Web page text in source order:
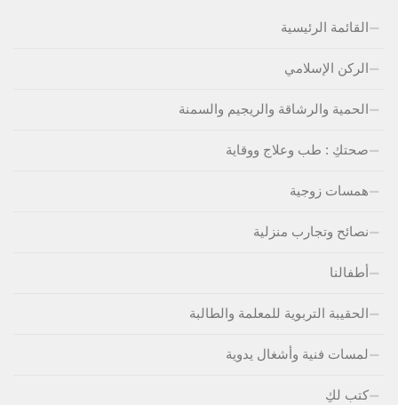
القائمة الرئيسية
الركن الإسلامي
الحمية والرشاقة والريجيم والسمنة
صحتكِ : طب وعلاج ووقاية
همسات زوجية
نصائح وتجارب منزلية
أطفالنا
الحقيبة التربوية للمعلمة والطالبة
لمسات فنية وأشغال يدوية
كتب لكِ